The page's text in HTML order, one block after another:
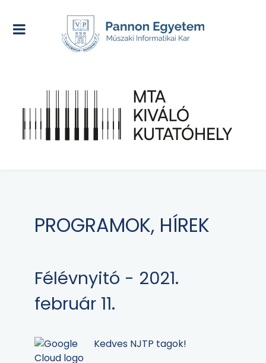
PROGRAMOK, HÍREK
Félévnyitó - 2021.
február 11.
Kedves NJTP tagok!